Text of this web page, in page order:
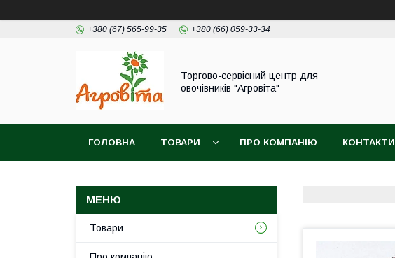
+380 (67) 565-99-35 +380 (66) 059-33-34
Торгово-сервісний центр для
овочівників "Агровіта"
ГОЛОВНА ТОВАРИ ПРО КОМПАНІЮ КОНТАКТИ
Товари